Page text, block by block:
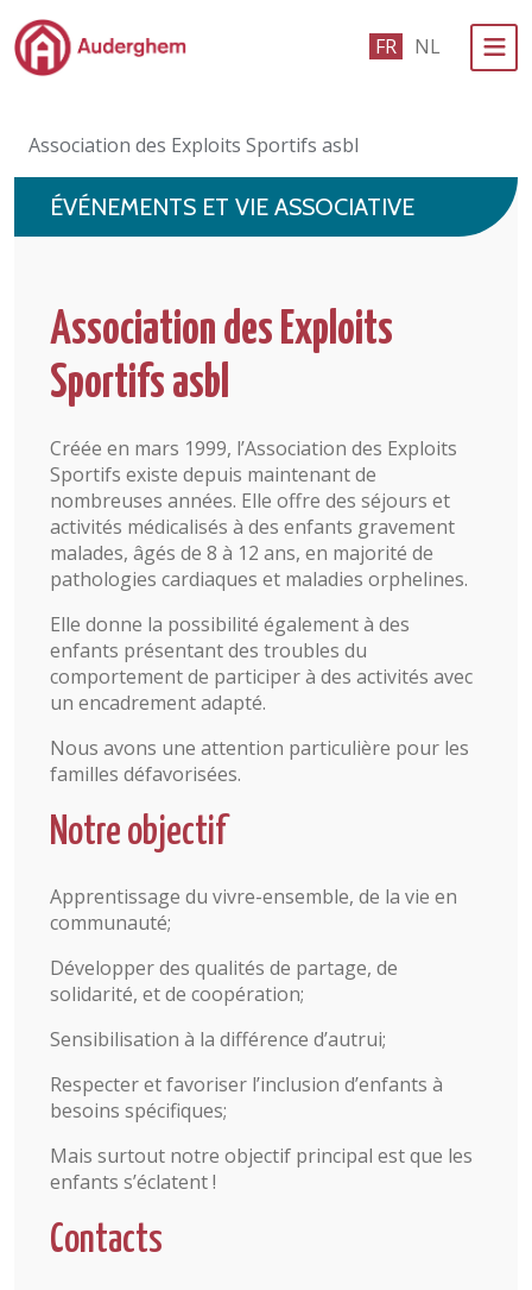
Passer au contenu principal FR NL
Événements et vie associative
eGuichet
En 1 clic
Association des Exploits Sportifs asbl
ÉVÉNEMENTS ET VIE ASSOCIATIVE
Association des Exploits
Sportifs asbl
Créée en mars 1999, l’Association des Exploits
Sportifs existe depuis maintenant de
nombreuses années. Elle offre des séjours et
activités médicalisés à des enfants gravement
malades, âgés de 8 à 12 ans, en majorité de
pathologies cardiaques et maladies orphelines.
Elle donne la possibilité également à des
enfants présentant des troubles du
comportement de participer à des activités avec
un encadrement adapté.
Nous avons une attention particulière pour les
familles défavorisées.
Notre objectif
Apprentissage du vivre-ensemble, de la vie en
communauté;
Développer des qualités de partage, de
solidarité, et de coopération;
Sensibilisation à la différence d’autrui;
Respecter et favoriser l’inclusion d’enfants à
besoins spécifiques;
Mais surtout notre objectif principal est que les
enfants s’éclatent !
Contacts